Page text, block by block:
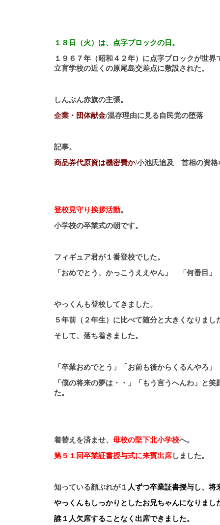
１８日（火）は、点字ブロックの日。
１９６７年（昭和４２年）に点字ブロックが世界
立盲学校の近くの原尾島交差点に敷設された。
しんぶん赤旗の主張。
企業・団体献金/温存理由に見る自民党の堕落
記事。
商品券代原資は機密費か/小池氏追及 首相の資格
登校見守り挨拶活動。
小学校の卒業式の朝です。
フィギュア君が１番登校でした。
「おめでとう、かっこうええやん」 「何番目
やっくんも登校してきました。
５年前（２年生）に比べて随分と大きくなりまし
そして、落ち着きました。
「卒業おめでとう」「お前も後からくるんやろ」
「僕の将来の夢は・・」「もう言うへんわ」と
た。
着替えを済ませ、 母校の堅下北小学校へ。
第５１回卒業証書授与式に来賓出席しました。
知っている顔ぶれが１ 人ずつ卒業証書授与し、将
やっくんもしっかりとしたお兄ちゃんになりまし
誰１人欠席することなく出席できました。